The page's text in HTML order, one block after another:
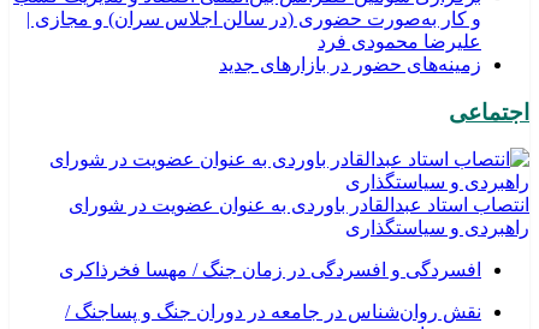
و کار به‌صورت حضوری (در سالن اجلاس سران) و مجازی |
علیرضا محمودی فرد
زمینه‌های حضور در بازارهای جدید
اجتماعی
انتصاب استاد عبدالقادر باوردی به عنوان عضویت در شورای
راهبردی و سیاستگذاری
افسردگی و افسردگی در زمان جنگ / مهسا فخرذاکری
نقش روان‌شناس در جامعه در دوران جنگ و پساجنگ /